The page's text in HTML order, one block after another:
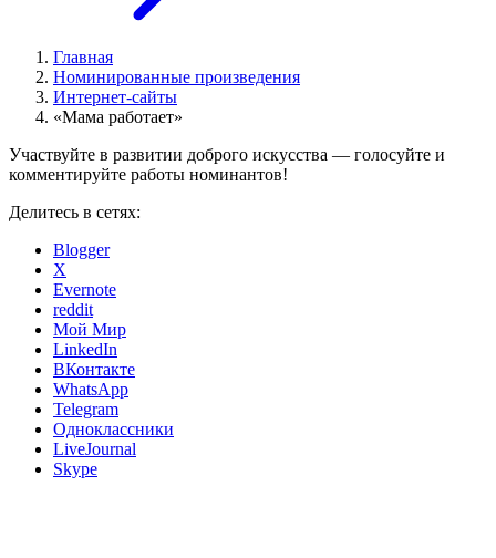
Главная
Номинированные произведения
Интернет-сайты
«Мама работает»
Участвуйте в развитии доброго искусства — голосуйте и
комментируйте работы номинантов!
Делитесь в сетях:
Blogger
X
Evernote
reddit
Мой Мир
LinkedIn
ВКонтакте
WhatsApp
Telegram
Одноклассники
LiveJournal
Skype